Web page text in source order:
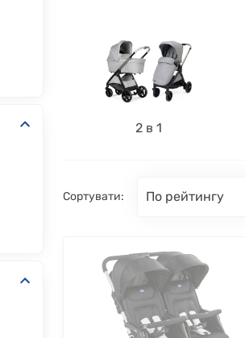
2 в 1
Сортувати: по рейтингу